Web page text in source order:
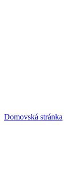
Domovská stránka